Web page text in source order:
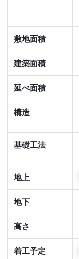
敷地面積
建築面積
延べ面積
構造
基礎工法
地上
地下
高さ
着工予定